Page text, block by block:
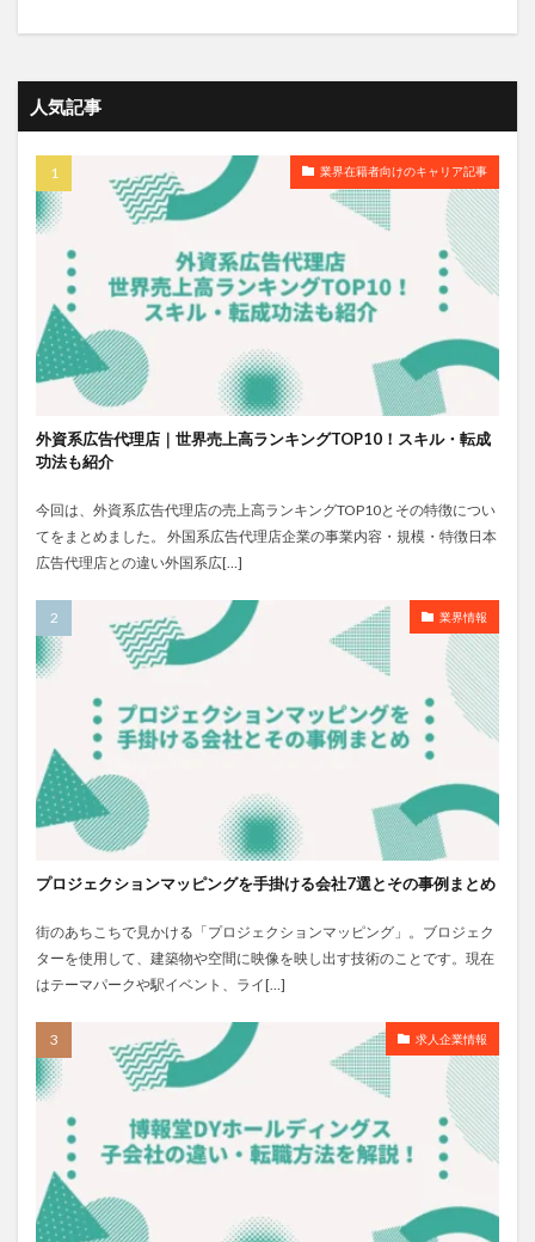
人気記事
業界在籍者向けのキャリア記事
外資系広告代理店｜世界売上高ランキングTOP10！スキル・転成
功法も紹介
今回は、外資系広告代理店の売上高ランキングTOP10とその特徴につい
てをまとめました。 外国系広告代理店企業の事業内容・規模・特徴日本
広告代理店との違い外国系広[…]
業界情報
プロジェクションマッピングを手掛ける会社7選とその事例まとめ
街のあちこちで見かける「プロジェクションマッピング」。ブロジェク
ターを使用して、建築物や空間に映像を映し出す技術のことです。現在
はテーマパークや駅イベント、ライ[…]
求人企業情報